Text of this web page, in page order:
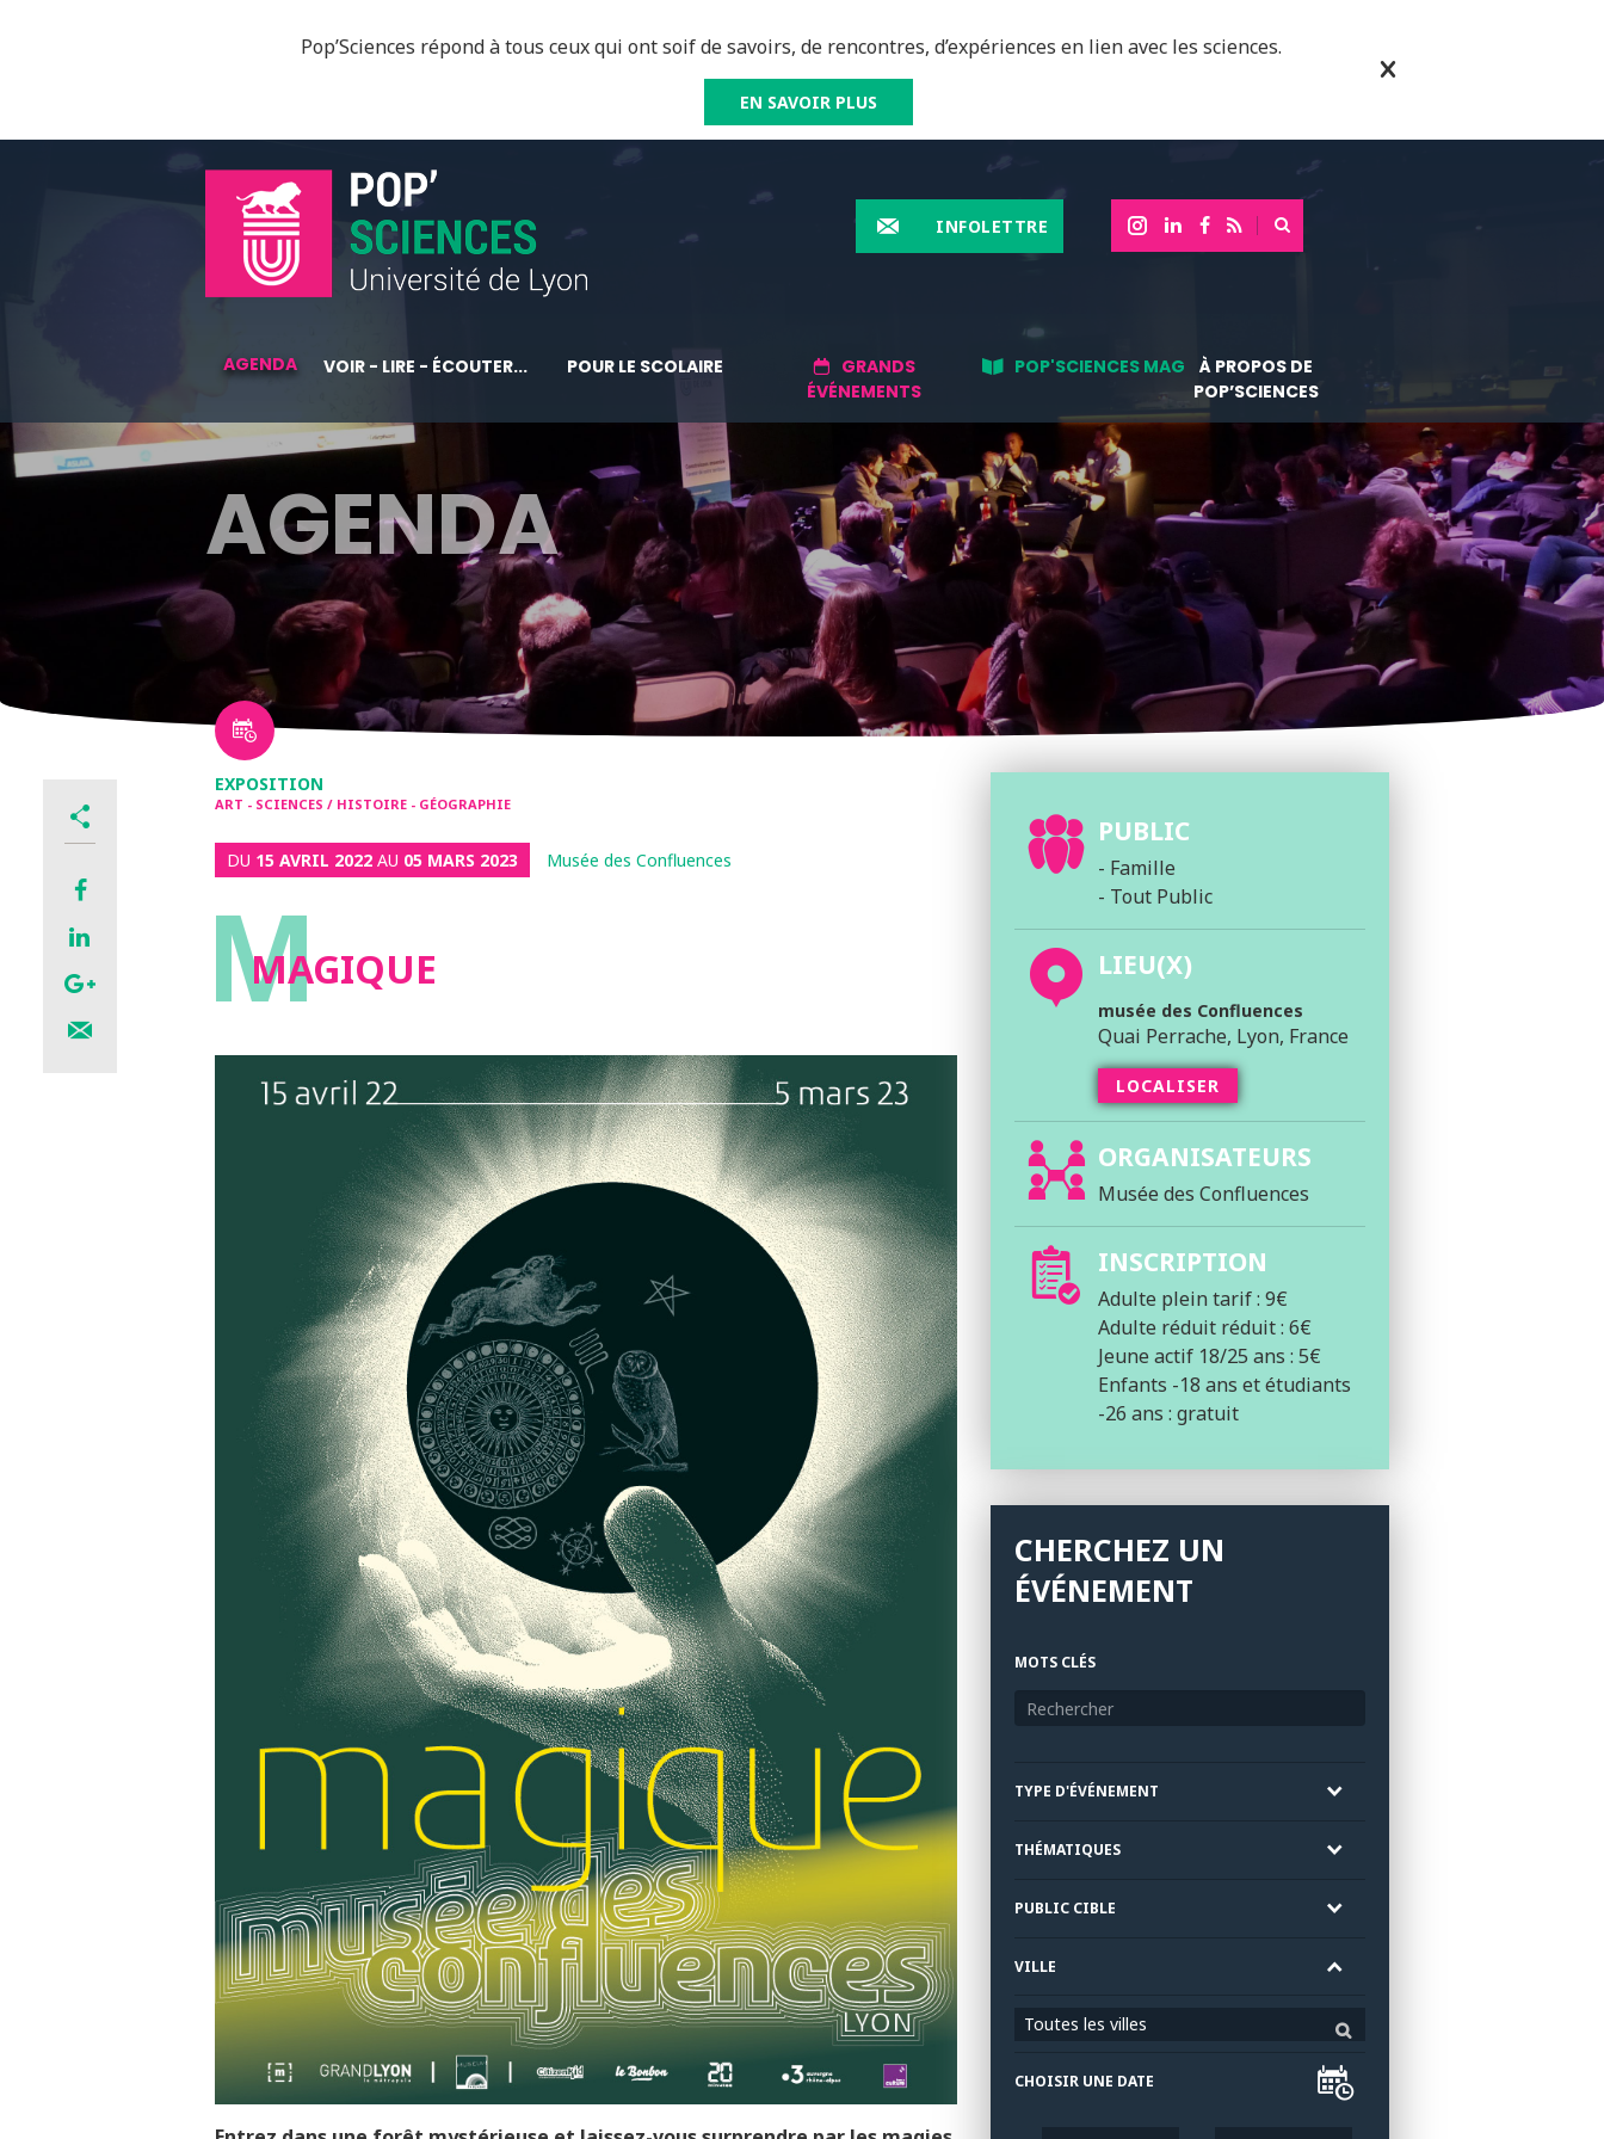
Pop’Sciences répond à tous ceux qui ont soif de savoirs, de rencontres, d’expériences en lien avec les sciences.
EN SAVOIR PLUS
INFOLETTRE
AGENDA VOIR - LIRE - ÉCOUTER... POUR LE SCOLAIRE
GRANDS
ÉVÉNEMENTS
POP'SCIENCES MAG
À PROPOS DE
POP’SCIENCES
AGENDA
EXPOSITION
ART - SCIENCES / HISTOIRE - GÉOGRAPHIE
DU 15 AVRIL 2022 AU 05 MARS 2023 Musée des Confluences
M
MAGIQUE
PUBLIC
- Famille
- Tout Public
LIEU(X)
musée des Confluences
Quai Perrache, Lyon, France
LOCALISER
ORGANISATEURS
Musée des Confluences
INSCRIPTION
Adulte plein tarif : 9€
Adulte réduit réduit : 6€
Jeune actif 18/25 ans : 5€
Enfants -18 ans et étudiants
-26 ans : gratuit
CHERCHEZ UN
ÉVÉNEMENT
MOTS CLÉS
TYPE D'ÉVÉNEMENT
THÉMATIQUES
PUBLIC CIBLE
VILLE
Toutes les villes
CHOISIR UNE DATE